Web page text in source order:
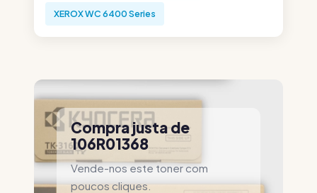
XEROX WC 6400 Series
Compra justa de
106R01368
Vende-nos este toner com
poucos cliques.